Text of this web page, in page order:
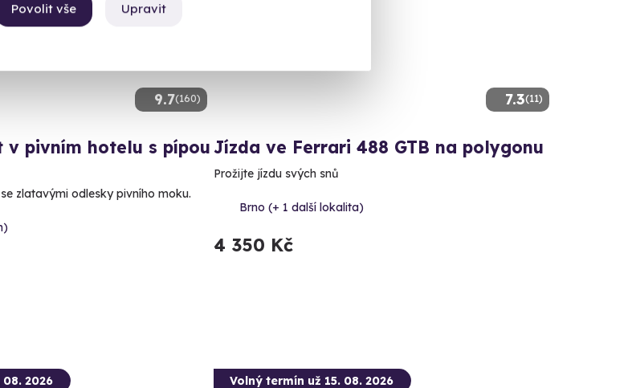
Upravit
Povolit vše
9.7(160)
v pivním hotelu s pípou
zlatavými odlesky pivního moku.
7.3(11)
Jízda ve Ferrari 488 GTB na polygonu
Prožijte jízdu svých snů
Brno (+ 1 další lokalita)
4 350 Kč
2026 Volný termín už 15. 08. 2026